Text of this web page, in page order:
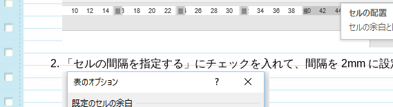
「セルの間隔を指定する」にチェックを入れて、間隔を 2mm に